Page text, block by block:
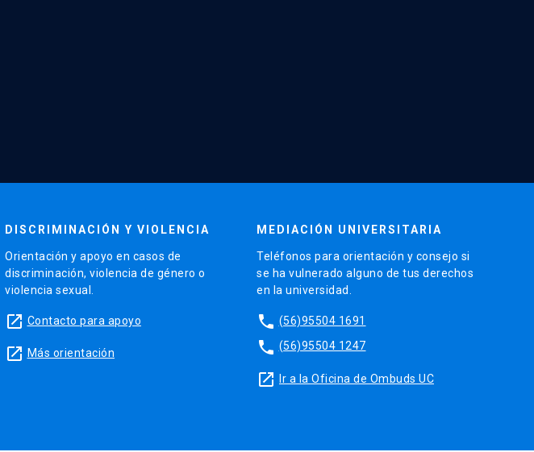
DISCRIMINACIÓN Y VIOLENCIA
Orientación y apoyo en casos de
discriminación, violencia de género o
violencia sexual.
launch Contacto para apoyo
launch Más orientación
MEDIACIÓN UNIVERSITARIA
Teléfonos para orientación y consejo si
se ha vulnerado alguno de tus derechos
en la universidad.
phone (56)95504 1691
phone (56)95504 1247
launch Ir a la Oficina de Ombuds UC